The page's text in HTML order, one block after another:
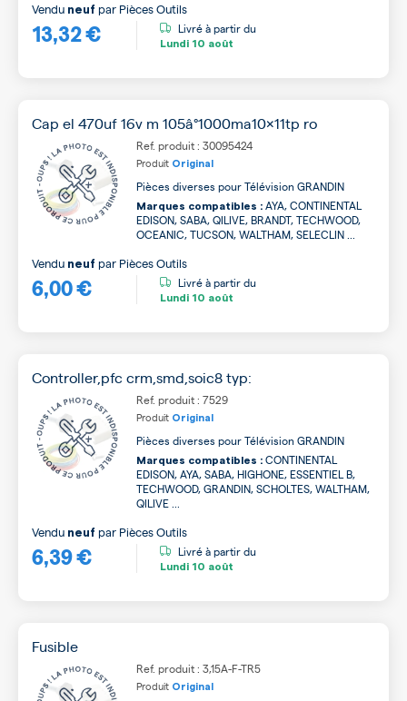
13,32 €
Vendu neuf par Pièces Outils
Livré à partir du
Lundi 10 août
Cap el 470uf 16v m 105â°1000ma10x11tp ro
Ref. produit : 30095424
Produit Original
Pièces diverses pour Télévision GRANDIN
Marques compatibles : AYA, CONTINENTAL
EDISON, SABA, QILIVE, BRANDT, TECHWOOD,
OCEANIC, TUCSON, WALTHAM, SELECLIN ...
6,00 €
Vendu neuf par Pièces Outils
Livré à partir du
Lundi 10 août
Controller,pfc crm,smd,soic8 typ:
Ref. produit : 7529
Produit Original
Pièces diverses pour Télévision GRANDIN
Marques compatibles : CONTINENTAL
EDISON, AYA, SABA, HIGHONE, ESSENTIEL B,
TECHWOOD, GRANDIN, SCHOLTES, WALTHAM,
QILIVE ...
6,39 €
Vendu neuf par Pièces Outils
Livré à partir du
Lundi 10 août
Fusible
Ref. produit : 3,15A-F-TR5
Produit Original